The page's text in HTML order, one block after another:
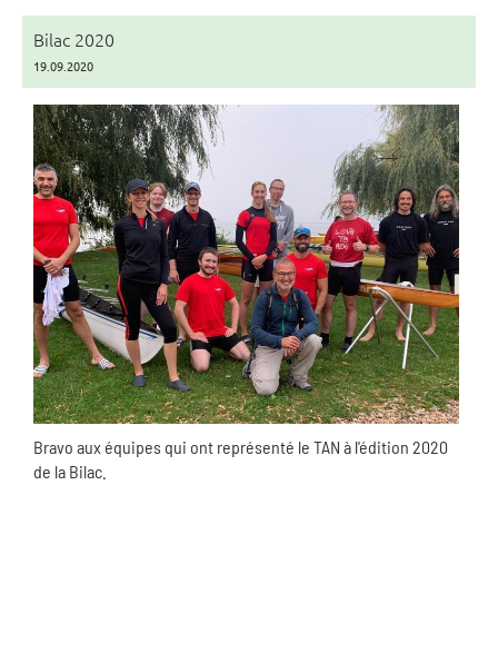
Bilac 2020
19.09.2020
Bravo aux équipes qui ont représenté le TAN à l'édition 2020
de la Bilac.